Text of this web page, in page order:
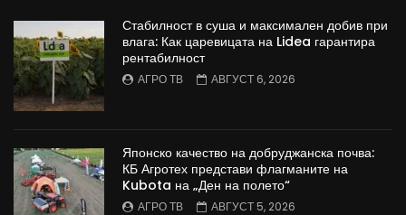
Стабилност в суша и максимален добив при
влага: Как царевицата на Lidea гарантира
рентабилност
АГРО ТВ АВГУСТ 6, 2026
Японско качество на добруджанска почва:
КБ Агротех представи флагманите на
Kubota на „Ден на полето“
АГРО ТВ АВГУСТ 5, 2026